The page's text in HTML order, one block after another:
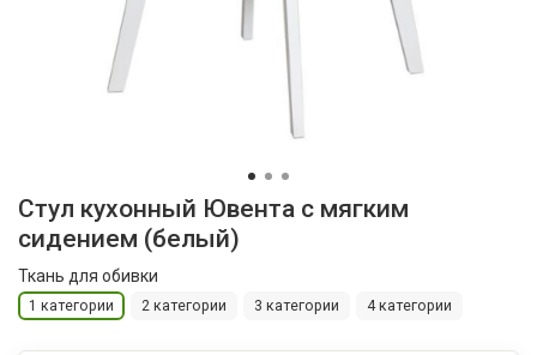
Стул кухонный Ювента с мягким
сидением (белый)
Ткань для обивки
1 категории 2 категории 3 категории 4 категории